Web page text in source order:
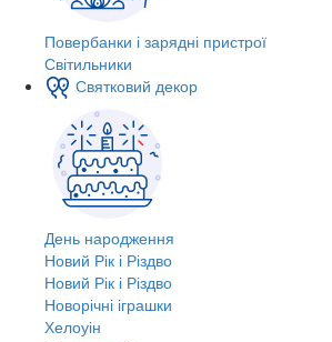
Повербанки і зарядні пристрої
Світильники
Святковий декор
День народження
Новий Рік і Різдво
Новий Рік і Різдво
Новорічні іграшки
Хелоуін